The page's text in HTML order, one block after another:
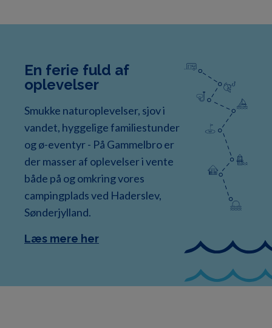
En ferie fuld af
oplevelser
Smukke naturoplevelser, sjov i
vandet, hyggelige familiestunder
og ø-eventyr - På Gammelbro er
der masser af oplevelser i vente
både på og omkring vores
campingplads ved Haderslev,
Sønderjylland.
Læs mere her